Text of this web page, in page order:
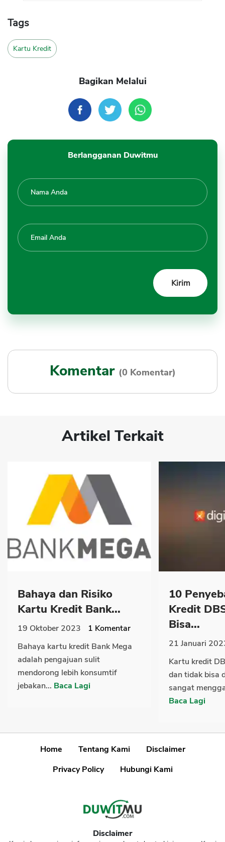
Tags
Kartu Kredit
Bagikan Melalui
Berlangganan Duwitmu
Komentar (0 Komentar)
Artikel Terkait
Bahaya dan Risiko
Kartu Kredit Bank...
19 Oktober 2023 1 Komentar
Bahaya kartu kredit Bank Mega
adalah pengajuan sulit
mendorong lebih konsumtif
jebakan... Baca Lagi
10
Kredit
Bisa...
21 Januari
Kartu kredit
dan tidak bisa
sangat
Baca Lagi
Home Tentang Kami
Disclaimer
Privacy Policy
Hubungi Kami
Disclaimer